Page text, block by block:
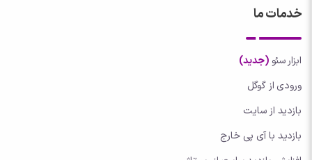
خدمات ما
ابزار سئو (جدید)
ورودی از گوگل
بازدید از سایت
بازدید با آی پی خارج